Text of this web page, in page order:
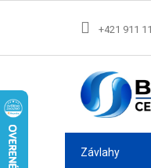
+421 911
Závlahy